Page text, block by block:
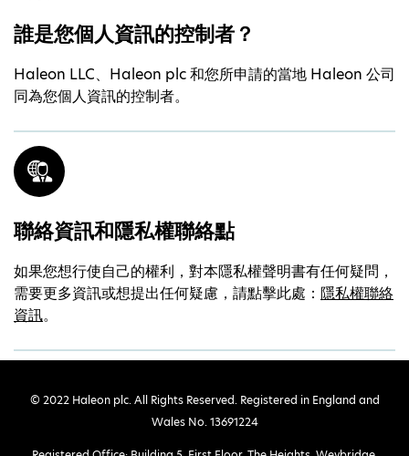
誰是您個人資訊的控制者？
Haleon LLC、Haleon plc 和您所申請的當地 Haleon 公司
同為您個人資訊的控制者。
聯絡資訊和隱私權聯絡點
如果您想行使自己的權利，對本隱私權聲明書有任何疑問，
需要更多資訊或想提出任何疑慮，請點擊此處： 隱私權聯絡
資訊。
© 2022 Haleon plc. All Rights Reserved. Registered in England and
Wales No. 13691224